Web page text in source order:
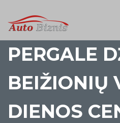
PERGALE
BEIŽIONIŲ
DIENOS